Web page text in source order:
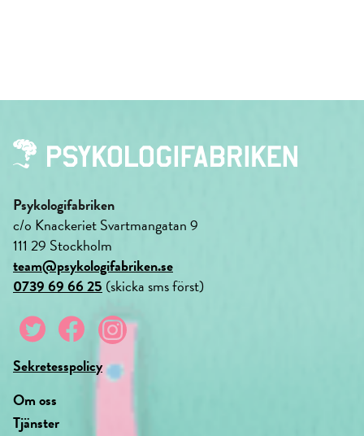
Psykologifabriken
c/o Knackeriet Svartmangatan 9
111 29 Stockholm
team@psykologifabriken.se
0739 69 66 25 (skicka sms först)
Sekretesspolicy
Om oss
Tjänster